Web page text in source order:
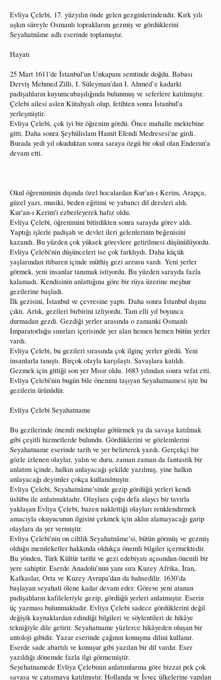
Evliya Çelebi, 17. yüzyılın önde gelen gezginlerindendir. Kırk yılı
aşkın süreyle Osmanlı topraklarını gezmiş ve gördüklerini
Seyahatnâme adlı eserinde toplamıştır.
Hayatı
25 Mart 1611'de İstanbul'un Unkapanı semtinde doğdu. Babası
Derviş Mehmed Zilli, I. Süleyman’dan I. Ahmed’e kadarki
padişahların kuyumcubaşılığında bulunmuş ve seferlere katılmıştır.
Çelebi ailesi aslen Kütahyalı olup, fetihten sonra İstanbul'a
yerleşmiştir.
Evliya Çelebi, çok iyi bir öğrenim gördü. Önce mahalle mektebine
gitti. Daha sonra Şeyhülislam Hamit Efendi Medresesi'ne girdi.
Burada yedi yıl okuduktan sonra saraya özgü bir okul olan Enderun'a
devam etti.
Okul öğreniminin dışında özel hocalardan Kur'an-ı Kerim, Arapça,
güzel yazı, musiki, beden eğitimi ve yabancı dil dersleri aldı.
Kur'an-ı Kerim'i ezberleyerek hafız oldu.
Evliya Çelebi, öğrenimini bitirdikten sonra sarayda görev aldı.
Yaptığı işlerle padişah ve devlet ileri gelenlerinin beğenisini
kazandı. Bu yüzden çok yüksek görevlere getirilmesi düşünülüyordu.
Evliya Çelebi'nin düşünceleri ise çok farklıydı. Daha küçük
yaşlarından itibaren içinde müthiş gezi arzusu vardı. Yeni yerler
görmek, yeni insanlar tanımak istiyordu. Bu yüzden sarayda fazla
kalamadı. Kendisinin anlattığına göre bir rüya üzerine meşhur
gezilerine başladı.
İlk gezisini, İstanbul ve çevresine yaptı. Daha sonra İstanbul dışına
çıktı. Artık, gezileri birbirini izliyordu. Tam elli yıl boyunca
durmadan gezdi. Gezdiği yerler arasında o zamanki Osmanlı
İmparatorluğu sınırları içerisinde yer alan hemen hemen bütün yerler
vardı.
Evliya Çelebi, bu gezileri sırasında çok ilginç yerler gördü. Yeni
insanlarla tanıştı. Birçok olayla karşılaştı. Savaşlara katıldı.
Gezmek için gittiği son yer Mısır oldu. 1683 yılından sonra vefat etti.
Evliya Çelebi'nin bugün bile önemini taşıyan Seyahatnamesi işte bu
gezilerin ürünüdür.
Evliya Çelebi Seyahatname
Bu gezilerinde önemli mektuplar götürmek ya da savaşa katılmak
gibi çeşitli hizmetlerde bulundu. Gördüklerini ve gözlemlerini
Seyahatname eserinde tarih ve yer belirterek yazdı. Gerçekçi bir
gözle izlenen olaylar, yalın ve duru, zaman zaman da fantastik bir
anlatım içinde, halkın anlayacağı şekilde yazılmış, yine halkın
anlayacağı deyimler çokça kullanılmıştır.
Evliya Çelebi, Seyahatnâme'sinde gezip gördüğü yerleri kendi
üslûbu ile anlatmaktadır. Olaylara çoğu defa alaycı bir tavırla
yaklaşan Evliya Çelebi, bazen naklettiği olayları renklendirmek
amacıyla okuyucunun ilgisini çekmek için aklın alamayacağı garip
olaylara da yer vermiştir.
Evliya Çelebi'nin on ciltlik Seyahatnâme'si, bütün görmüş ve gezmiş
olduğu memleketler hakkında oldukça önemli bilgiler içermektedir.
Bu yönden, Türk Kültür tarihi ve gezi edebiyatı açısından önemli bir
yere sahiptir. Eserde Anadolu’nun yanı sıra Kuzey Afrika, İran,
Kafkaslar, Orta ve Kuzey Avrupa’dan da bahsedilir. 1630’da
başlayan seyahati ölene kadar devam eder. Göreve yeni atanan
padişahların kafileleriyle gezip, gördüğü yerleri anlatmıştır. Eserin
üç yazması bulunmaktadır. Evliya Çelebi sadece gördüklerini değil
değişik kaynaklardan edindiği bilgileri ve söylentileri de hikâye
tekniğiyle dile getirir. Seyahatname yüzlerce hikâyeden oluşan bir
antoloji gibidir. Yazar eserinde çağının konuşma dilini kullanır.
Eserde sade abartılı ve konuşur gibi yazılan bir dil vardır. Eser
yazıldığı dönemde fazla ilgi görmemiştir.
Seyehatnamede Evliya Çelebinin anlatımlarına göre bizzat pek çok
savaşa ve çatışmaya katılmıştır. Hollanda ve İsveç ülkelerine yapılan